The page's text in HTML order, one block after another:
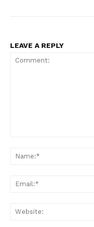
LEAVE A REPLY